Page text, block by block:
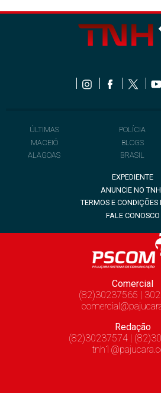
ÚLTIMAS
MACEIÓ
ALAGOAS
POLÍCIA
BLOGS
BRASIL
EXPEDIENTE
ANUNCIE NO
TERMOS E CONDIÇÕES
FALE CONOSCO
Comercial
(82)30237565 |
Redação
(82)30237574 |